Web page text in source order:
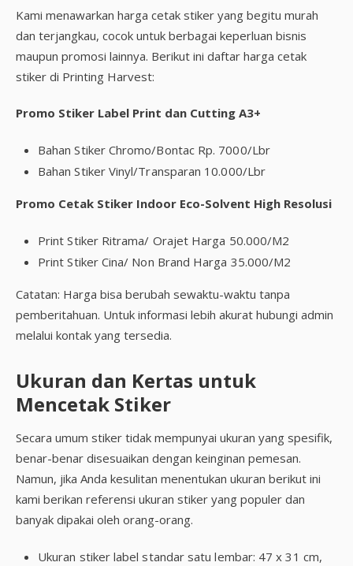
Kami menawarkan harga cetak stiker yang begitu murah
dan terjangkau, cocok untuk berbagai keperluan bisnis
maupun promosi lainnya. Berikut ini daftar harga cetak
stiker di Printing Harvest:
Promo Stiker Label Print dan Cutting A3+
Bahan Stiker Chromo/Bontac Rp. 7000/Lbr
Bahan Stiker Vinyl/Transparan 10.000/Lbr
Promo Cetak Stiker Indoor Eco-Solvent High Resolusi
Print Stiker Ritrama/ Orajet Harga 50.000/M2
Print Stiker Cina/ Non Brand Harga 35.000/M2
Catatan: Harga bisa berubah sewaktu-waktu tanpa
pemberitahuan. Untuk informasi lebih akurat hubungi admin
melalui kontak yang tersedia.
Ukuran dan Kertas untuk
Mencetak Stiker
Secara umum stiker tidak mempunyai ukuran yang spesifik,
benar-benar disesuaikan dengan keinginan pemesan.
Namun, jika Anda kesulitan menentukan ukuran berikut ini
kami berikan referensi ukuran stiker yang populer dan
banyak dipakai oleh orang-orang.
Ukuran stiker label standar satu lembar: 47 x 31 cm,